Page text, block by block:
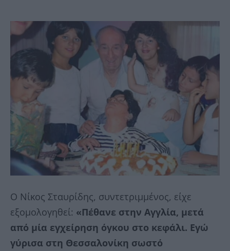
Ο Νίκος Σταυρίδης, συντετριμμένος, είχε
εξομολογηθεί: «Πέθανε στην Αγγλία, μετά
από μία εγχείρηση όγκου στο κεφάλι. Εγώ
γύρισα στη Θεσσαλονίκη σωστό